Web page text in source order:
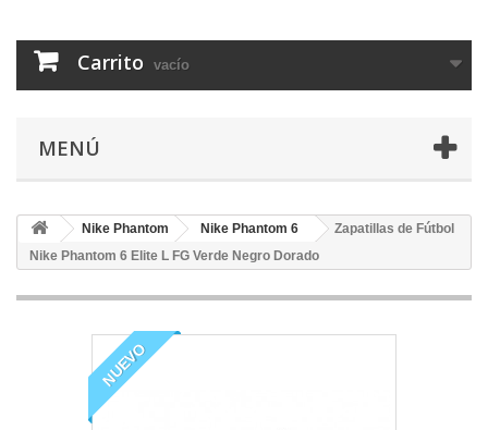
Carrito vacío
MENÚ
Nike Phantom Nike Phantom 6
Zapatillas de Fútbol
Nike Phantom 6 Elite L FG Verde Negro Dorado
NUEVO